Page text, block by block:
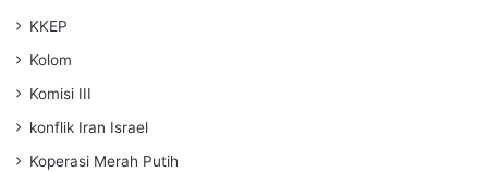
KKEP
Kolom
Komisi III
konflik Iran Israel
Koperasi Merah Putih